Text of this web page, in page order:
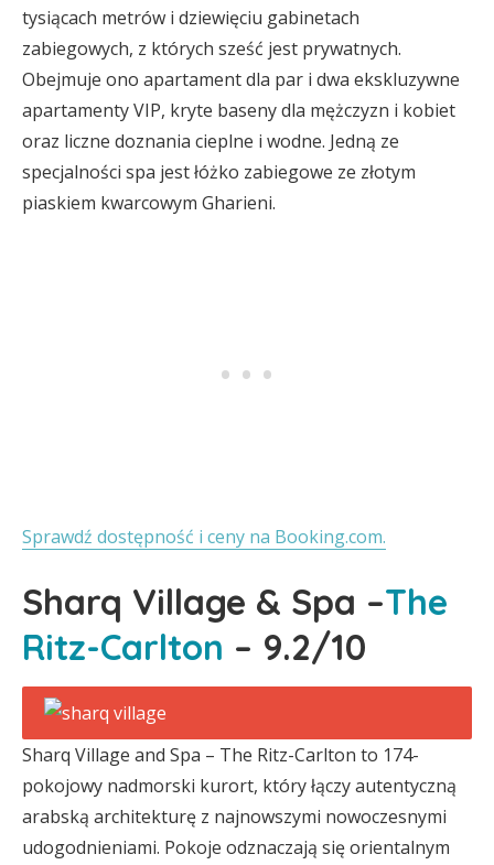
tysiącach metrów i dziewięciu gabinetach
zabiegowych, z których sześć jest prywatnych.
Obejmuje ono apartament dla par i dwa ekskluzywne
apartamenty VIP, kryte baseny dla mężczyzn i kobiet
oraz liczne doznania cieplne i wodne. Jedną ze
specjalności spa jest łóżko zabiegowe ze złotym
piaskiem kwarcowym Gharieni.
Sprawdź dostępność i ceny na Booking.com.
Sharq Village & Spa –The
Ritz-Carlton – 9.2/10
Sharq Village and Spa – The Ritz-Carlton to 174-
pokojowy nadmorski kurort, który łączy autentyczną
arabską architekturę z najnowszymi nowoczesnymi
udogodnieniami. Pokoje odznaczają się orientalnym